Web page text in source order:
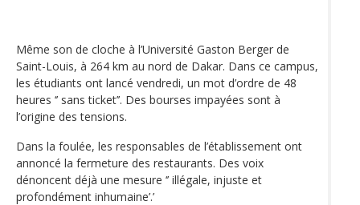
Même son de cloche à l’Université Gaston Berger de
Saint-Louis, à 264 km au nord de Dakar. Dans ce campus,
les étudiants ont lancé vendredi, un mot d’ordre de 48
heures ‘’ sans ticket’’. Des bourses impayées sont à
l’origine des tensions.
Dans la foulée, les responsables de l’établissement ont
annoncé la fermeture des restaurants. Des voix
dénoncent déjà une mesure ‘’ illégale, injuste et
profondément inhumaine’.’